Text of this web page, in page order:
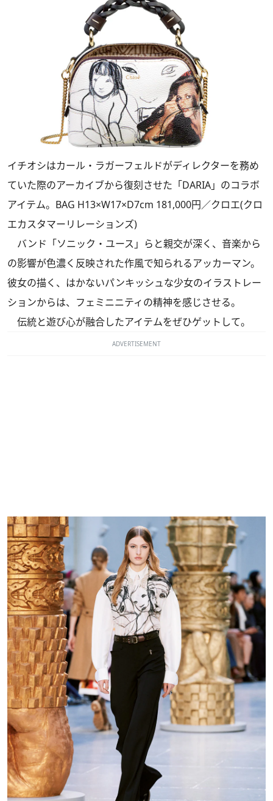
イチオシはカール・ラガーフェルドがディレクターを務め
ていた際のアーカイブから復刻させた「DARIA」のコラボ
アイテム。BAG H13×W17×D7cm 181,000円／クロエ(クロ
エカスタマーリレーションズ)
バンド「ソニック・ユース」らと親交が深く、音楽から
の影響が色濃く反映された作風で知られるアッカーマン。
彼女の描く、はかないパンキッシュな少女のイラストレー
ションからは、フェミニニティの精神を感じさせる。
伝統と遊び心が融合したアイテムをぜひゲットして。
ADVERTISEMENT